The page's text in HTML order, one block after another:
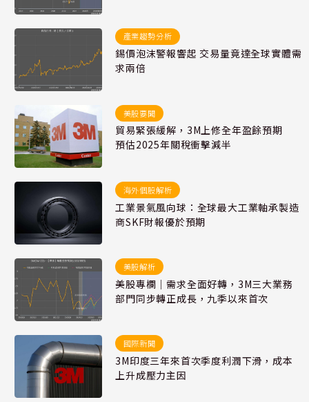
產業趨勢分析
錫價泡沫警報響起 交易量竟達全球實體需
求兩倍
美股要聞
貿易緊張緩解，3M上修全年盈餘預期
預估2025年關稅衝擊減半
海外個股解析
工業景氣風向球：全球最大工業軸承製造
商SKF財報優於預期
美股解析
美股專欄｜需求全面好轉，3M三大業務
部門同步轉正成長，九季以來首次
國際新聞
3M印度三年來首次季度利潤下滑，成本
上升成壓力主因